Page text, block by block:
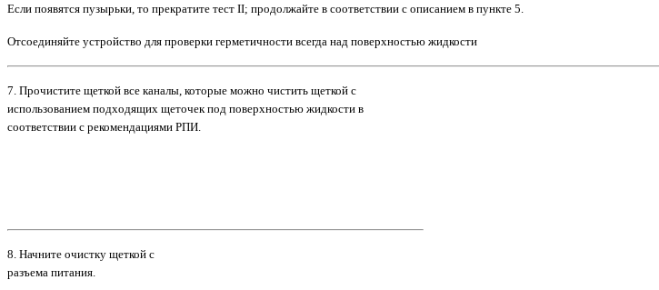
Если появятся пузырьки, то прекратите тест II; продолжайте в соответствии с описанием в пункте 5.
Отсоединяйте устройство для проверки герметичности всегда над поверхностью жидкости
7. Прочистите щеткой все каналы, которые можно чистить щеткой с
использованием подходящих щеточек под поверхностью жидкости в
соответствии с рекомендациями РПИ.
8. Начните очистку щеткой с
разъема питания.